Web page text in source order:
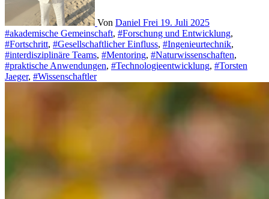
Von Daniel Frei 19. Juli 2025
#akademische Gemeinschaft, #Forschung und Entwicklung,
#Fortschritt, #Gesellschaftlicher Einfluss, #Ingenieurtechnik,
#interdisziplinäre Teams, #Mentoring, #Naturwissenschaften,
#praktische Anwendungen, #Technologieentwicklung, #Torsten
Jaeger, #Wissenschaftler